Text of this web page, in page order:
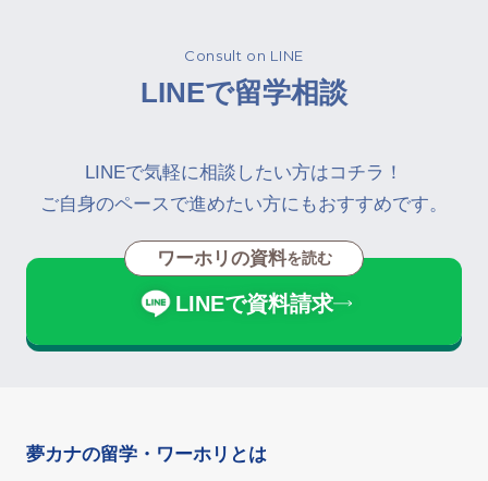
Consult on LINE
LINEで留学相談
LINEで気軽に相談したい方はコチラ！
ご自身のペースで進めたい方にもおすすめです。
ワーホリの資料を読む
LINEで資料請求
夢カナの留学・ワーホリとは